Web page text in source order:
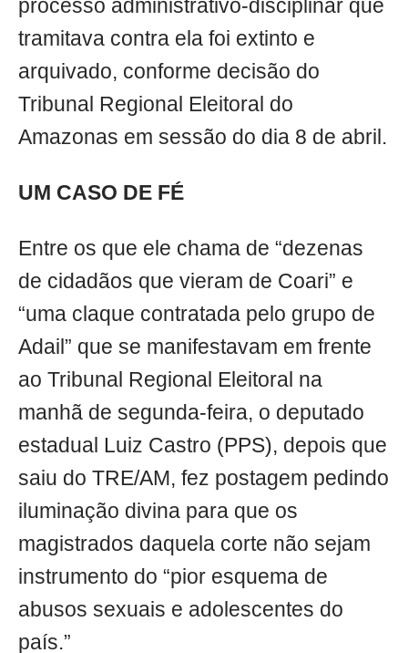
processo administrativo-disciplinar que
tramitava contra ela foi extinto e
arquivado, conforme decisão do
Tribunal Regional Eleitoral do
Amazonas em sessão do dia 8 de abril.
UM CASO DE FÉ
Entre os que ele chama de “dezenas
de cidadãos que vieram de Coari” e
“uma claque contratada pelo grupo de
Adail” que se manifestavam em frente
ao Tribunal Regional Eleitoral na
manhã de segunda-feira, o deputado
estadual Luiz Castro (PPS), depois que
saiu do TRE/AM, fez postagem pedindo
iluminação divina para que os
magistrados daquela corte não sejam
instrumento do “pior esquema de
abusos sexuais e adolescentes do
país.”